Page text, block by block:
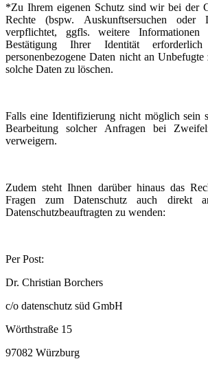
*Zu Ihrem eigenen Schutz sind wir bei der
Rechte (bspw. Auskunftsersuchen oder
verpflichtet, ggfls. weitere
Bestätigung Ihrer Identität
personenbezogene Daten nicht an
solche Daten zu löschen.
Falls eine Identifizierung nicht möglich sein
Bearbeitung solcher Anfragen bei
verweigern.
Zudem steht Ihnen darüber hinaus das
Fragen zum Datenschutz auch direkt
Datenschutzbeauftragten zu wenden:
Per Post:
Dr. Christian Borchers
c/o datenschutz süd GmbH
Wörthstraße 15
97082 Würzburg